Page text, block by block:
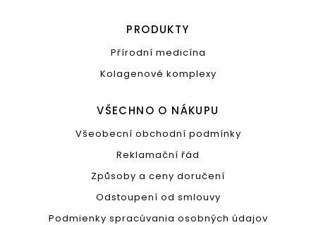
PRODUKTY
Přírodní medicína
Kolagenové komplexy
VŠECHNO O NÁKUPU
Všeobecní obchodní podmínky
Reklamační řád
Způsoby a ceny doručení
Odstoupení od smlouvy
Podmienky spracúvania osobných údajov